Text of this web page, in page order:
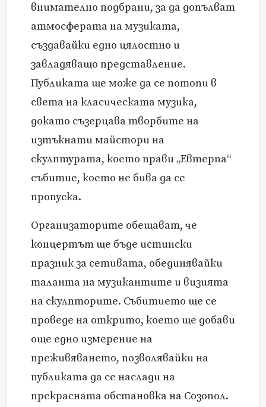
внимателно подбрани, за да допълват
атмосферата на музиката,
създавайки едно цялостно и
завладяващо представление.
Публиката ще може да се потопи в
света на класическата музика,
докато съзерцава творбите на
изтъкнати майстори на
скулптурата, което прави „Евтерпа“
събитие, което не бива да се
пропуска.
Организаторите обещават, че
концертът ще бъде истински
празник за сетивата, обединявайки
таланта на музикантите и визията
на скулпторите. Събитието ще се
проведе на открито, което ще добави
още едно измерение на
преживяването, позволявайки на
публиката да се наслади на
прекрасната обстановка на Созопол.